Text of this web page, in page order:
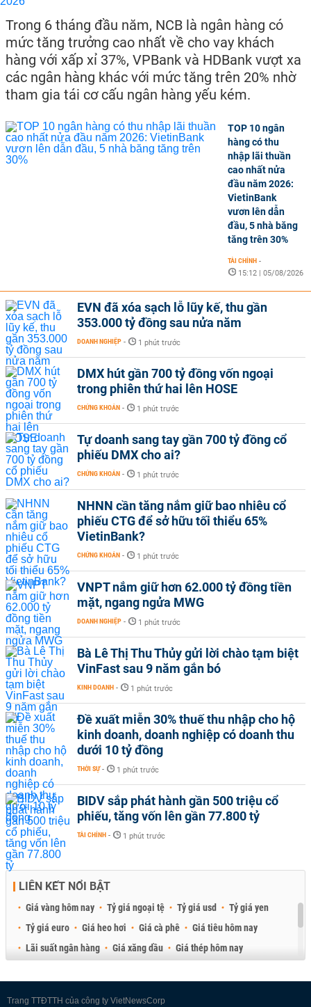
Trong 6 tháng đầu năm, NCB là ngân hàng có
mức tăng trưởng cao nhất về cho vay khách
hàng với xấp xỉ 37%, VPBank và HDBank vượt xa
các ngân hàng khác với mức tăng trên 20% nhờ
tham gia tái cơ cấu ngân hàng yếu kém.
TOP 10 ngân
hàng có thu
nhập lãi thuần
cao nhất nửa
đầu năm 2026:
VietinBank
vươn lên dẫn
đầu, 5 nhà băng
tăng trên 30%
TÀI CHÍNH -
15:12 | 05/08/2026
EVN đã xóa sạch lỗ lũy kế, thu gần
353.000 tỷ đồng sau nửa năm
DOANH NGHIỆP - 1 phút trước
DMX hút gần 700 tỷ đồng vốn ngoại
trong phiên thứ hai lên HOSE
CHỨNG KHOÁN - 1 phút trước
Tự doanh sang tay gần 700 tỷ đồng cổ
phiếu DMX cho ai?
CHỨNG KHOÁN - 1 phút trước
NHNN cần tăng nắm giữ bao nhiêu cổ
phiếu CTG để sở hữu tối thiểu 65%
VietinBank?
CHỨNG KHOÁN - 1 phút trước
VNPT nắm giữ hơn 62.000 tỷ đồng tiền
mặt, ngang ngửa MWG
DOANH NGHIỆP - 1 phút trước
Bà Lê Thị Thu Thủy gửi lời chào tạm biệt
VinFast sau 9 năm gắn bó
KINH DOANH - 1 phút trước
Đề xuất miễn 30% thuế thu nhập cho hộ
kinh doanh, doanh nghiệp có doanh thu
dưới 10 tỷ đồng
THỜI SỰ - 1 phút trước
BIDV sắp phát hành gần 500 triệu cổ
phiếu, tăng vốn lên gần 77.800 tỷ
TÀI CHÍNH - 1 phút trước
LIÊN KẾT NỔI BẬT
Giá vàng hôm nay Tỷ giá ngoại tệ Tỷ giá usd
Tỷ giá yen
Tỷ giá euro
Giá heo hơi Giá cà phê
Giá tiêu hôm nay
Lãi suất ngân hàng
Giá xăng dầu
Giá thép hôm nay
Trang TTĐTTH của công ty VietNewsCorp